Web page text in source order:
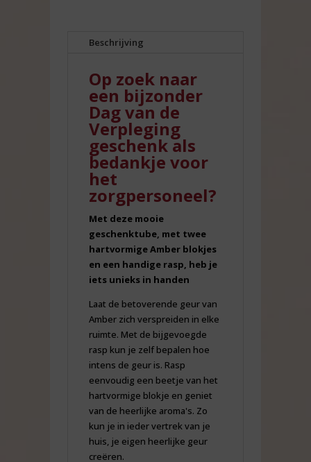
Beschrijving
Op zoek naar
een bijzonder
Dag van de
Verpleging
geschenk als
bedankje voor
het
zorgpersoneel?
Met deze mooie
geschenktube, met twee
hartvormige Amber blokjes
en een handige rasp, heb je
iets unieks in handen
Laat de betoverende geur van
Amber zich verspreiden in elke
ruimte. Met de bijgevoegde
rasp kun je zelf bepalen hoe
intens de geur is. Rasp
eenvoudig een beetje van het
hartvormige blokje en geniet
van de heerlijke aroma's. Zo
kun je in ieder vertrek van je
huis, je eigen heerlijke geur
creëren.